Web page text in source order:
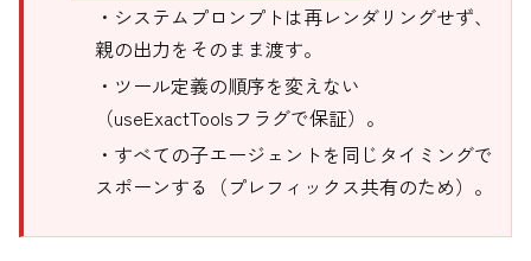
・システムプロンプトは再レンダリングせず、
親の出力をそのまま渡す。
・ツール定義の順序を変えない
（useExactToolsフラグで保証）。
・すべての子エージェントを同じタイミングで
スポーンする（プレフィックス共有のため）。